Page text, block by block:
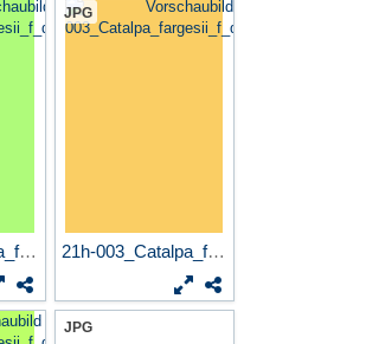
21h-003_Catalpa_fargesii_f_...
JPG
21h-003_Catalpa_fargesii_f_...
JPG